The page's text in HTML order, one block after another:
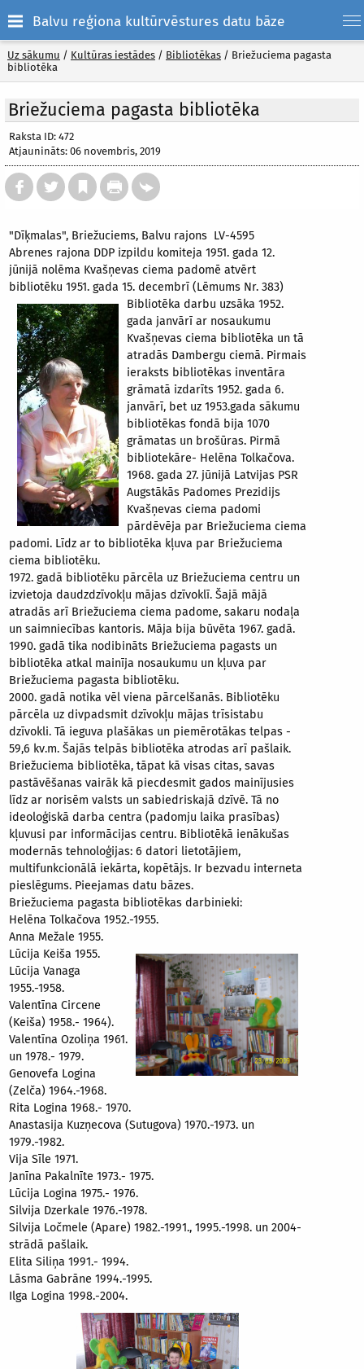
Balvu reģiona kultūrvēstures datu bāze
Uz sākumu / Kultūras iestādes / Bibliotēkas / Briežuciema pagasta
bibliotēka
Briežuciema pagasta bibliotēka
Raksta ID: 472
Atjaunināts: 06 novembris, 2019
"Dīķmalas", Briežuciems, Balvu rajons LV-4595
Abrenes rajona DDP izpildu komiteja 1951. gada 12.
jūnijā nolēma Kvašņevas ciema padomē atvērt
bibliotēku 1951. gada 15. decembrī (Lēmums Nr. 383)
Bibliotēka darbu uzsāka 1952.
gada janvārī ar nosaukumu
Kvašņevas ciema bibliotēka un tā
atradās Dambergu ciemā. Pirmais
ieraksts bibliotēkas inventāra
grāmatā izdarīts 1952. gada 6.
janvārī, bet uz 1953.gada sākumu
bibliotēkas fondā bija 1070
grāmatas un brošūras. Pirmā
bibliotekāre- Helēna Tolkačova.
1968. gada 27. jūnijā Latvijas PSR
Augstākās Padomes Prezidijs
Kvašņevas ciema padomi
pārdēvēja par Briežuciema ciema
padomi. Līdz ar to bibliotēka kļuva par Briežuciema
ciema bibliotēku.
1972. gadā bibliotēku pārcēla uz Briežuciema centru un
izvietoja daudzdzīvokļu mājas dzīvoklī. Šajā mājā
atradās arī Briežuciema ciema padome, sakaru nodaļa
un saimniecības kantoris. Māja bija būvēta 1967. gadā.
1990. gadā tika nodibināts Briežuciema pagasts un
bibliotēka atkal mainīja nosaukumu un kļuva par
Briežuciema pagasta bibliotēku.
2000. gadā notika vēl viena pārcelšanās. Bibliotēku
pārcēla uz divpadsmit dzīvokļu mājas trīsistabu
dzīvokli. Tā ieguva plašākas un piemērotākas telpas -
59,6 kv.m. Šajās telpās bibliotēka atrodas arī pašlaik.
Briežuciema bibliotēka, tāpat kā visas citas, savas
pastāvēšanas vairāk kā piecdesmit gados mainījusies
līdz ar norisēm valsts un sabiedriskajā dzīvē. Tā no
ideoloģiskā darba centra (padomju laika prasības)
kļuvusi par informācijas centru. Bibliotēkā ienākušas
modernās tehnoloģijas: 6 datori lietotājiem,
multifunkcionālā iekārta, kopētājs. Ir bezvadu interneta
pieslēgums. Pieejamas datu bāzes.
Briežuciema pagasta bibliotēkas darbinieki:
Helēna Tolkačova 1952.-1955.
Anna Mežale 1955.
Lūcija Keiša 1955.
Lūcija Vanaga
1955.-1958.
Valentīna Circene
(Keiša) 1958.- 1964).
Valentīna Ozoliņa 1961.
un 1978.- 1979.
Genovefa Logina
(Zelča) 1964.-1968.
Rita Logina 1968.- 1970.
Anastasija Kuzņecova (Sutugova) 1970.-1973. un
1979.-1982.
Vija Sīle 1971.
Janīna Pakalnīte 1973.- 1975.
Lūcija Logina 1975.- 1976.
Silvija Dzerkale 1976.-1978.
Silvija Ločmele (Apare) 1982.-1991., 1995.-1998. un 2004-
strādā pašlaik.
Elita Siliņa 1991.- 1994.
Lāsma Gabrāne 1994.-1995.
Ilga Logina 1998.-2004.